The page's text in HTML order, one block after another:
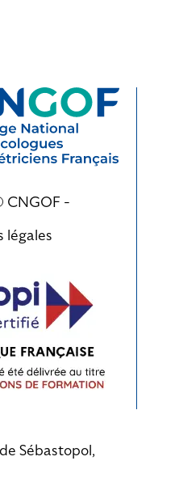
CNGOF -
légales
Sébastopol,